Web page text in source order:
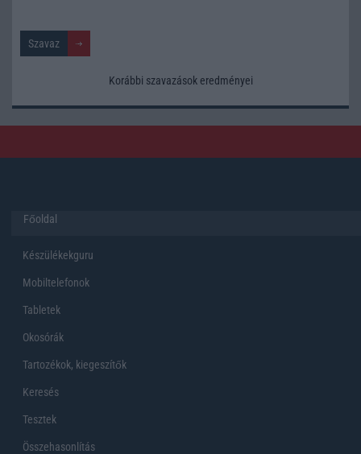
Korábbi szavazások eredményei
Főoldal
Készülékekguru
Mobiltelefonok
Tabletek
Okosórák
Tartozékok, kiegeszítők
Keresés
Tesztek
Összehasonlítás